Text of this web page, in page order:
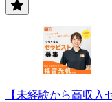
【未経験から高収